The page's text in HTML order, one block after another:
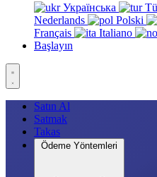
Українська
Nederlands
Polski
Français
Italiano
Başlayın
Satın Al
Satmak
Takas
Ödeme Yöntemleri